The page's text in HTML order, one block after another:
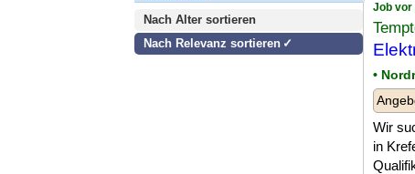
Nach Alter sortieren
Nach Relevanz sortieren
Job vor
•
Wir
in